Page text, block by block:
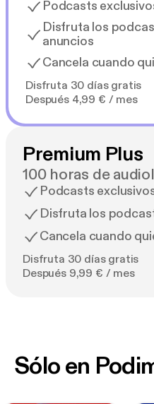
Podcasts
Disfruta los
anuncios
Cancela cuando
Disfruta 30 días gratis
Después 4,99 € / mes
Premium Plus
100 horas de
Podcasts
Disfruta los
Cancela cuando
Disfruta 30 días gratis
Después 9,99 € / mes
Sólo en